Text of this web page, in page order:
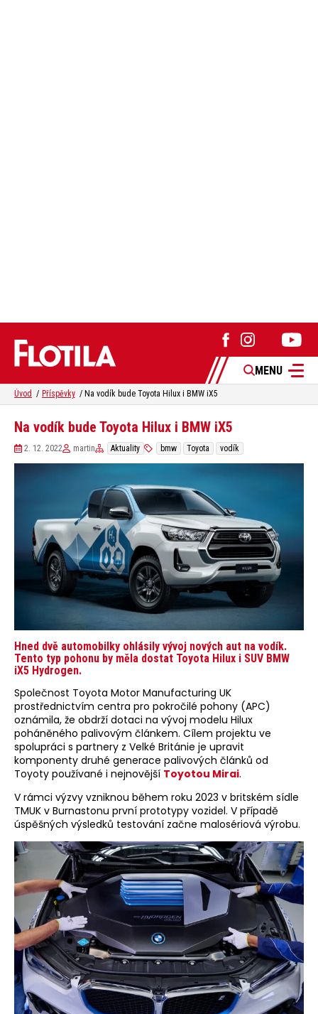
MENU
Úvod Příspěvky Na vodík bude Toyota Hilux i BMW iX5
Na vodík bude Toyota Hilux i BMW iX5
2. 12. 2022 martin Aktuality bmw Toyota vodík
Hned dvě automobilky ohlásily vývoj nových aut na vodík.
Tento typ pohonu by měla dostat Toyota Hilux i SUV BMW
iX5 Hydrogen.
Společnost Toyota Motor Manufacturing UK
prostřednictvím centra pro pokročilé pohony (APC)
oznámila, že obdrží dotaci na vývoj modelu Hilux
poháněného palivovým článkem. Cílem projektu ve
spolupráci s partnery z Velké Británie je upravit
komponenty druhé generace palivových článků od
Toyoty používané i nejnovější Toyotou Mirai.
V rámci výzvy vzniknou během roku 2023 v britském sídle
TMUK v Burnastonu první prototypy vozidel. V případě
úspěšných výsledků testování začne malosériová výrobu.